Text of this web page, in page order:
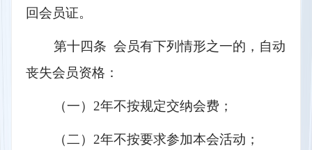
回会员证。
第十四条  会员有下列情形之一的，自动
丧失会员资格：
（一）2年不按规定交纳会费；
（二）2年不按要求参加本会活动；